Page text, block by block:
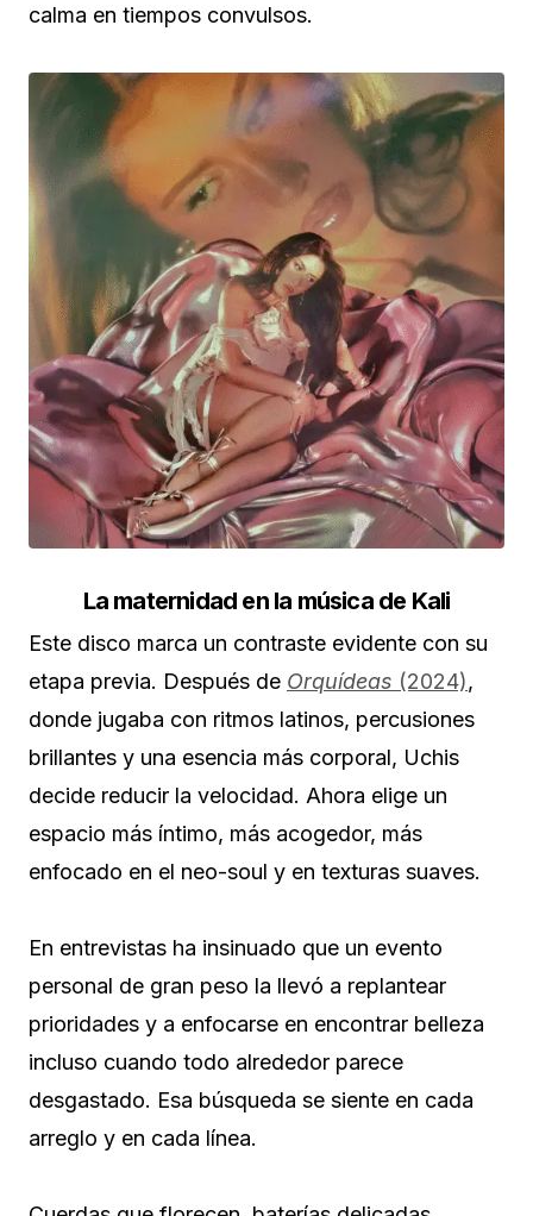
calma en tiempos convulsos.
La maternidad en la música de Kali
Este disco marca un contraste evidente con su
etapa previa. Después de Orquídeas (2024),
donde jugaba con ritmos latinos, percusiones
brillantes y una esencia más corporal, Uchis
decide reducir la velocidad. Ahora elige un
espacio más íntimo, más acogedor, más
enfocado en el neo-soul y en texturas suaves.
En entrevistas ha insinuado que un evento
personal de gran peso la llevó a replantear
prioridades y a enfocarse en encontrar belleza
incluso cuando todo alrededor parece
desgastado. Esa búsqueda se siente en cada
arreglo y en cada línea.